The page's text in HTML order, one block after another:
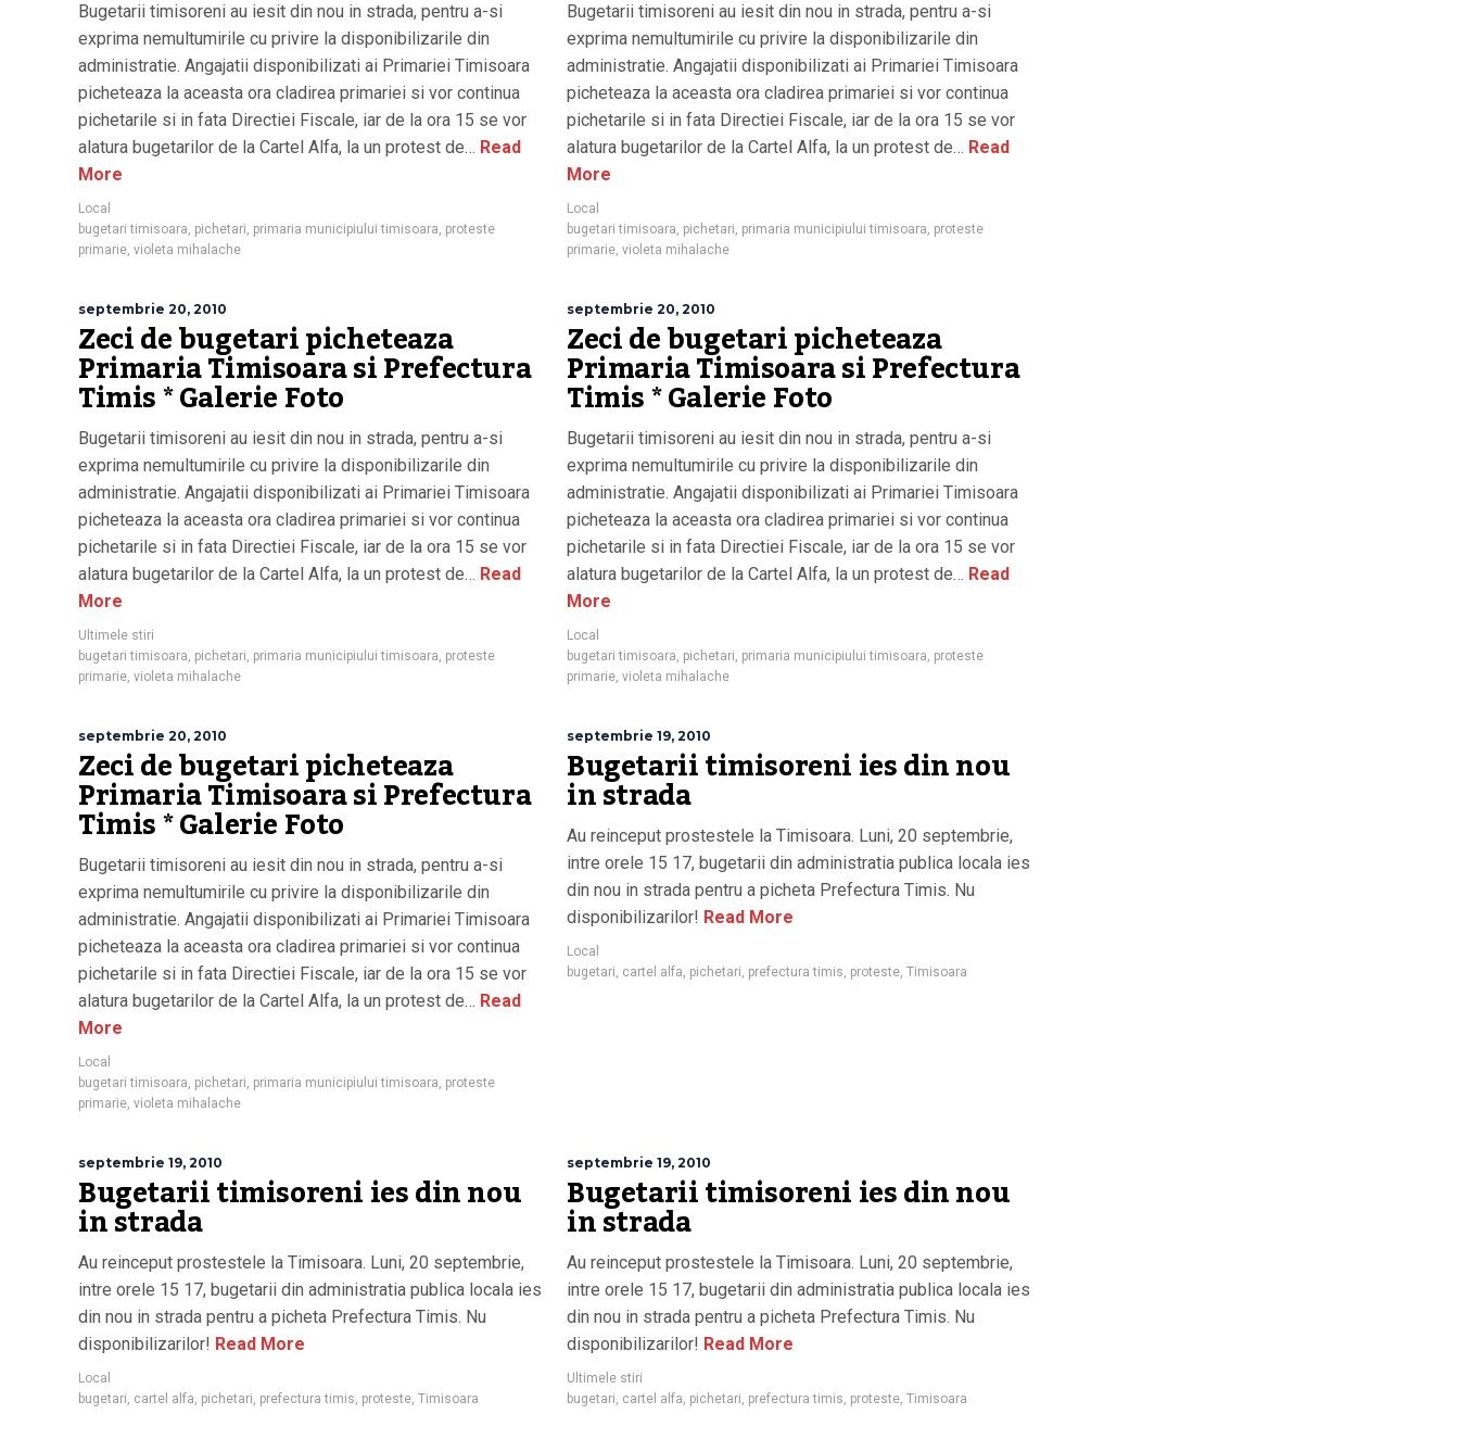
Bugetarii timisoreni au iesit din nou in strada, pentru a-si
exprima nemultumirile cu privire la disponibilizarile din
administratie. Angajatii disponibilizati ai Primariei Timisoara
picheteaza la aceasta ora cladirea primariei si vor continua
pichetarile si in fata Directiei Fiscale, iar de la ora 15 se vor
alatura bugetarilor de la Cartel Alfa, la un protest de… Read
More
Local
bugetari timisoara, pichetari, primaria municipiului timisoara, proteste
primarie, violeta mihalache
Bugetarii timisoreni au iesit din nou in strada, pentru a-si
exprima nemultumirile cu privire la disponibilizarile din
administratie. Angajatii disponibilizati ai Primariei Timisoara
picheteaza la aceasta ora cladirea primariei si vor continua
pichetarile si in fata Directiei Fiscale, iar de la ora 15 se vor
alatura bugetarilor de la Cartel Alfa, la un protest de… Read
More
Local
bugetari timisoara, pichetari, primaria municipiului timisoara, proteste
primarie, violeta mihalache
septembrie 20, 2010
Zeci de bugetari picheteaza
Primaria Timisoara si Prefectura
Timis * Galerie Foto
Bugetarii timisoreni au iesit din nou in strada, pentru a-si
exprima nemultumirile cu privire la disponibilizarile din
administratie. Angajatii disponibilizati ai Primariei Timisoara
picheteaza la aceasta ora cladirea primariei si vor continua
pichetarile si in fata Directiei Fiscale, iar de la ora 15 se vor
alatura bugetarilor de la Cartel Alfa, la un protest de… Read
More
Ultimele stiri
bugetari timisoara, pichetari, primaria municipiului timisoara, proteste
primarie, violeta mihalache
septembrie 20, 2010
Zeci de bugetari picheteaza
Primaria Timisoara si Prefectura
Timis * Galerie Foto
Bugetarii timisoreni au iesit din nou in strada, pentru a-si
exprima nemultumirile cu privire la disponibilizarile din
administratie. Angajatii disponibilizati ai Primariei Timisoara
picheteaza la aceasta ora cladirea primariei si vor continua
pichetarile si in fata Directiei Fiscale, iar de la ora 15 se vor
alatura bugetarilor de la Cartel Alfa, la un protest de… Read
More
Local
bugetari timisoara, pichetari, primaria municipiului timisoara, proteste
primarie, violeta mihalache
septembrie 20, 2010
Zeci de bugetari picheteaza
Primaria Timisoara si Prefectura
Timis * Galerie Foto
Bugetarii timisoreni au iesit din nou in strada, pentru a-si
exprima nemultumirile cu privire la disponibilizarile din
administratie. Angajatii disponibilizati ai Primariei Timisoara
picheteaza la aceasta ora cladirea primariei si vor continua
pichetarile si in fata Directiei Fiscale, iar de la ora 15 se vor
alatura bugetarilor de la Cartel Alfa, la un protest de… Read
More
Local
bugetari timisoara, pichetari, primaria municipiului timisoara, proteste
primarie, violeta mihalache
septembrie 19, 2010
Bugetarii timisoreni ies din nou
in strada
Au reinceput prostestele la Timisoara. Luni, 20 septembrie,
intre orele 15 17, bugetarii din administratia publica locala ies
din nou in strada pentru a picheta Prefectura Timis. Nu
disponibilizarilor! Read More
Local
bugetari, cartel alfa, pichetari, prefectura timis, proteste, Timisoara
septembrie 19, 2010
Bugetarii timisoreni ies din nou
in strada
Au reinceput prostestele la Timisoara. Luni, 20 septembrie,
intre orele 15 17, bugetarii din administratia publica locala ies
din nou in strada pentru a picheta Prefectura Timis. Nu
disponibilizarilor! Read More
Local
bugetari, cartel alfa, pichetari, prefectura timis, proteste, Timisoara
septembrie 19, 2010
Bugetarii timisoreni ies din nou
in strada
Au reinceput prostestele la Timisoara. Luni, 20 septembrie,
intre orele 15 17, bugetarii din administratia publica locala ies
din nou in strada pentru a picheta Prefectura Timis. Nu
disponibilizarilor! Read More
Ultimele stiri
bugetari, cartel alfa, pichetari, prefectura timis, proteste, Timisoara